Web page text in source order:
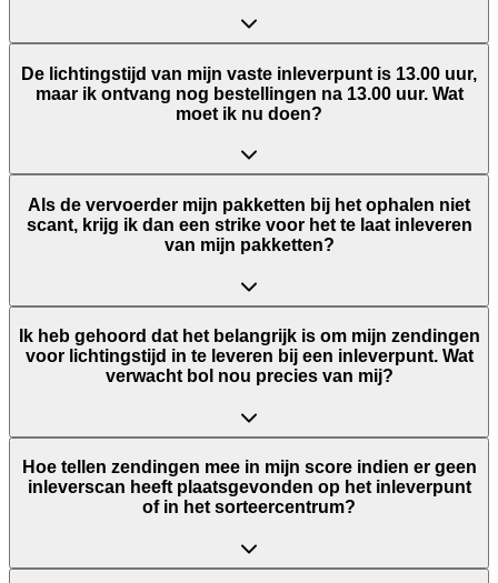
De lichtingstijd van mijn vaste inleverpunt is 13.00 uur,
maar ik ontvang nog bestellingen na 13.00 uur. Wat
moet ik nu doen?
Als de vervoerder mijn pakketten bij het ophalen niet
scant, krijg ik dan een strike voor het te laat inleveren
van mijn pakketten?
Ik heb gehoord dat het belangrijk is om mijn zendingen
voor lichtingstijd in te leveren bij een inleverpunt. Wat
verwacht bol nou precies van mij?
Hoe tellen zendingen mee in mijn score indien er geen
inleverscan heeft plaatsgevonden op het inleverpunt
of in het sorteercentrum?